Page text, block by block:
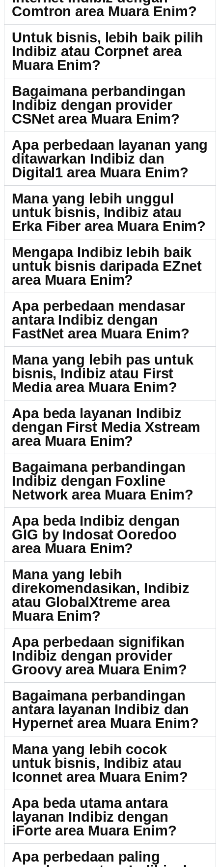
Comtron area Muara Enim?
Untuk bisnis, lebih baik pilih
Indibiz atau Corpnet area
Muara Enim?
Bagaimana perbandingan
Indibiz dengan provider
CSNet area Muara Enim?
Apa perbedaan layanan yang
ditawarkan Indibiz dan
Digital1 area Muara Enim?
Mana yang lebih unggul
untuk bisnis, Indibiz atau
Erka Fiber area Muara Enim?
Mengapa Indibiz lebih baik
untuk bisnis daripada EZnet
area Muara Enim?
Apa perbedaan mendasar
antara Indibiz dengan
FastNet area Muara Enim?
Mana yang lebih pas untuk
bisnis, Indibiz atau First
Media area Muara Enim?
Apa beda layanan Indibiz
dengan First Media Xstream
area Muara Enim?
Bagaimana perbandingan
Indibiz dengan Foxline
Network area Muara Enim?
Apa beda Indibiz dengan
GIG by Indosat Ooredoo
area Muara Enim?
Mana yang lebih
direkomendasikan, Indibiz
atau GlobalXtreme area
Muara Enim?
Apa perbedaan signifikan
Indibiz dengan provider
Groovy area Muara Enim?
Bagaimana perbandingan
antara layanan Indibiz dan
Hypernet area Muara Enim?
Mana yang lebih cocok
untuk bisnis, Indibiz atau
Iconnet area Muara Enim?
Apa beda utama antara
layanan Indibiz dengan
iForte area Muara Enim?
Apa perbedaan paling